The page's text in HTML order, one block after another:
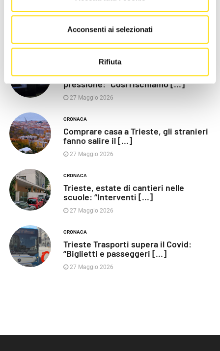
Acconsenti ai selezionati
Rifiuta
Razza (Lega): “Piazza Libertà va
chiusa”, Vaccarezza [...]
27 Maggio 2026
Poliziotti sempre più sotto
pressione: “Così rischiamo [...]
27 Maggio 2026
CRONACA
Comprare casa a Trieste, gli stranieri
fanno salire il [...]
27 Maggio 2026
CRONACA
Trieste, estate di cantieri nelle
scuole: “Interventi [...]
27 Maggio 2026
CRONACA
Trieste Trasporti supera il Covid:
“Biglietti e passeggeri [...]
27 Maggio 2026